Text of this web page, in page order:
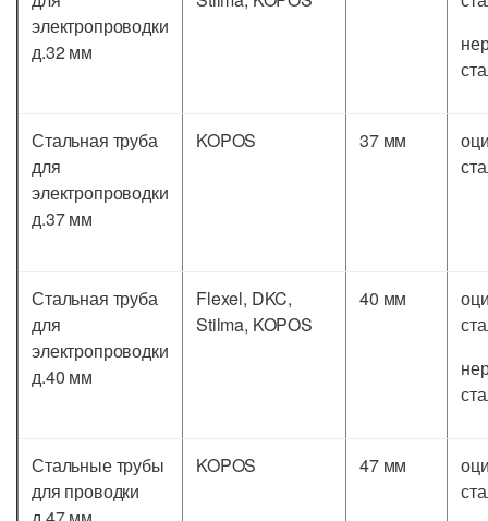
электропроводки
д.32 мм
Стальная труба
для
электропроводки
д.37 мм
KOPOS 37 мм
Стальная труба
для
электропроводки
д.40 мм
Flexel, DKC,
Stilma, KOPOS
40 мм
Стальные трубы
для проводки
KOPOS 47 мм